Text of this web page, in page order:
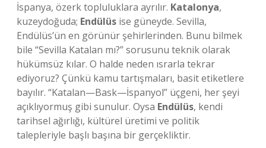
İspanya, özerk topluluklara ayrılır. Katalonya,
kuzeydoğuda; Endülüs ise güneyde. Sevilla,
Endülüs’ün en görünür şehirlerinden. Bunu bilmek
bile “Sevilla Katalan mı?” sorusunu teknik olarak
hükümsüz kılar. O halde neden ısrarla tekrar
ediyoruz? Çünkü kamu tartışmaları, basit etiketlere
bayılır. “Katalan—Bask—İspanyol” üçgeni, her şeyi
açıklıyormuş gibi sunulur. Oysa Endülüs, kendi
tarihsel ağırlığı, kültürel üretimi ve politik
talepleriyle başlı başına bir gerçekliktir.